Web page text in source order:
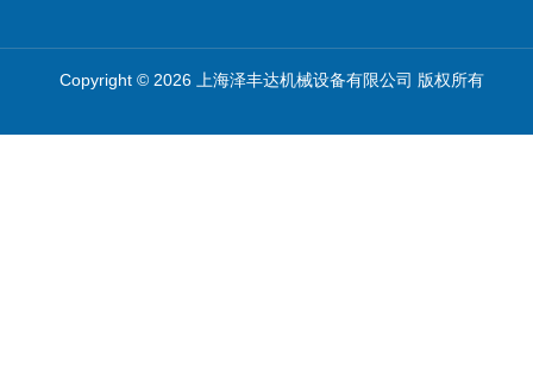
Copyright © 2026 上海泽丰达机械设备有限公司 版权所有